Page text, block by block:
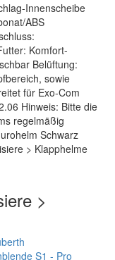
Innenscheibe
ABS
Komfort-
Belüftung:
sowie
für Exo-Com
Hinweis: Bitte die
regelmäßig
Schwarz
> Klapphelme
>